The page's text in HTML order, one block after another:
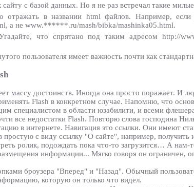
с базой данных. Но я не раз встречал такие
отражать в названии html файлов. Например,
а не www.******.ru/mash/bibka/mashinka05.html.
что спрятано под таким адресом http://
пользователя имеет важность почти как
массу достоинств. Иногда она просто поражает. И
Flash в конкретном случае. Напомню, что
специалистом в области юзабилити, и всеми
все недостатки Flash. Повторю слова господина
в интернете. Навигация это ссылки. Они имеют
простую с виду ссылку "О сайте", например,
ролик, подождать пока что-то загрузится… А
информации... Мягко говоря он ограничен,
броузера "Вперед" и "Назад". Обычный
которую он только что видел.